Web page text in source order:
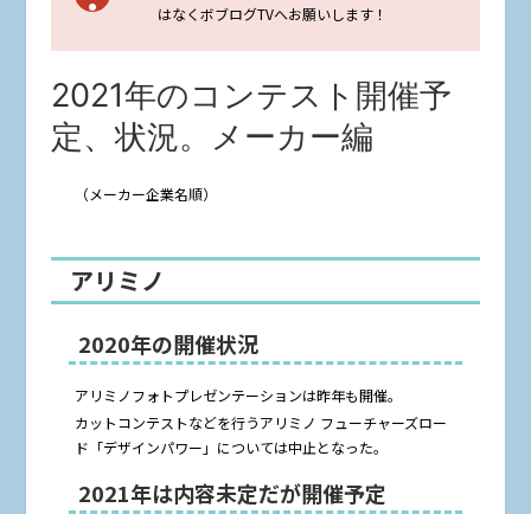
はなくボブログTVへお願いします！
2021年のコンテスト開催予
定、状況。メーカー編
（メーカー企業名順）
アリミノ
2020年の開催状況
アリミノフォトプレゼンテーションは昨年も開催。
カットコンテストなどを行うアリミノ フューチャーズロー
ド「デザインパワー」については中止となった。
2021年は内容未定だが開催予定